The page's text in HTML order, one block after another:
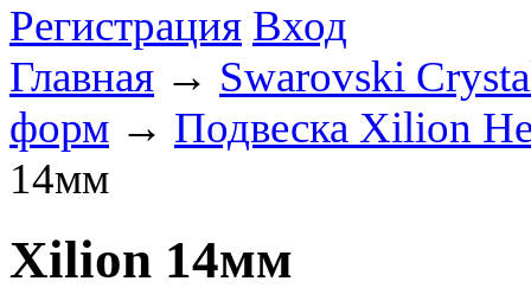
Регистрация Вход
Главная → Swarovski
форм → Подвеска Xilion
14мм
Xilion 14мм